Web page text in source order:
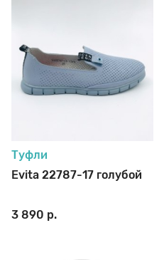
Туфли
Evita 22787-17 голубой
3 890 р.